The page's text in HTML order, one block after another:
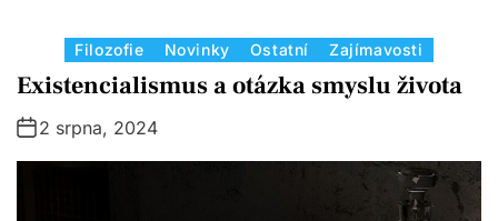
a
e
g
Filozofie Novinky Ostatní Zajímavosti
Existencialismus a otázka smyslu života
2 srpna, 2024